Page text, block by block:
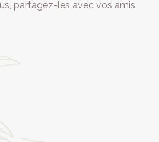
partagez-les avec vos amis